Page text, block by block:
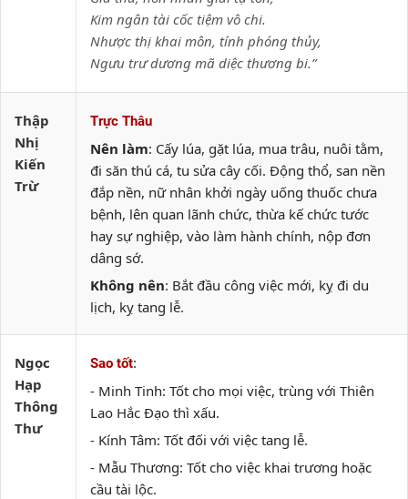
Kim ngân tài cốc tiệm vô chi.
Nhược thị khai môn, tính phóng thủy,
Ngưu trư dương mã diệc thương bi.”
Thập
Nhị
Kiến
Trừ
Trực Thâu
Nên làm: Cấy lúa, gặt lúa, mua trâu, nuôi tằm,
đi săn thú cá, tu sửa cây cối. Động thổ, san nền
đắp nền, nữ nhân khởi ngày uống thuốc chưa
bệnh, lên quan lãnh chức, thừa kế chức tước
hay sự nghiệp, vào làm hành chính, nộp đơn
dâng sớ.
Không nên: Bắt đầu công việc mới, kỵ đi du
lịch, kỵ tang lễ.
Ngọc
Hạp
Thông
Thư
Sao tốt:
- Minh Tinh: Tốt cho mọi việc, trùng với Thiên
Lao Hắc Đạo thì xấu.
- Kính Tâm: Tốt đối với việc tang lễ.
- Mẫu Thương: Tốt cho việc khai trương hoặc
cầu tài lộc.